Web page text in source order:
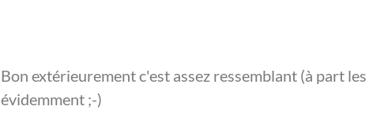
Bon extérieurement c'est assez ressemblant (à part
évidemment ;-)